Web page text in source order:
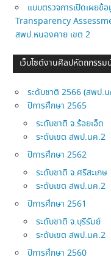
แบบตรวจการเปิดเผย
Transparency
สพป.หนองคาย เขต 2
เว็บไซต์งานศิลปหัตถกรรม
ระดับชาติ 2566 (สพป.
ปีการศึกษา 2565
ระดับชาติ จ.ร้อยเอ็ด
ระดับเขต สพป.นค.2
ปีการศึกษา 2562
ระดับชาติ จ.ศรีสะเกษ
ระดับเขต สพป.นค.2
ปีการศึกษา 2561
ระดับชาติ จ.บุรีรัมย์
ระดับเขต สพป.นค.2
ปีการศึกษา 2560